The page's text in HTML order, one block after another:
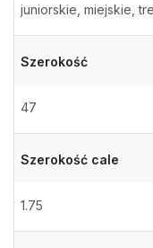
juniorskie, miejskie,
Szerokość
47
Szerokość cale
1.75